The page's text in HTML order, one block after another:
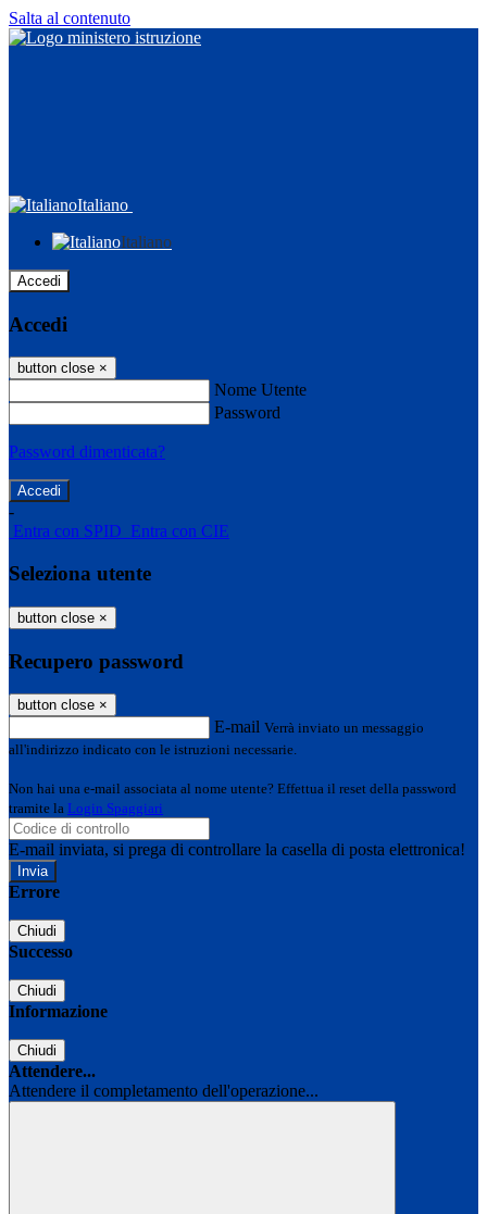
Salta al contenuto
Italiano
Italiano
Accedi
Accedi
button close ×
Nome Utente
Password
Password dimenticata?
-
Entra con SPID Entra con CIE
Seleziona utente
button close ×
Recupero password
button close ×
E-mail Verrà inviato un messaggio
all'indirizzo indicato con le istruzioni necessarie.
Non hai una e-mail associata al nome utente? Effettua il reset della password
tramite la Login Spaggiari
E-mail inviata, si prega di controllare la casella di posta elettronica!
Errore
Chiudi
Successo
Chiudi
Informazione
Chiudi
Attendere...
Attendere il completamento dell'operazione...